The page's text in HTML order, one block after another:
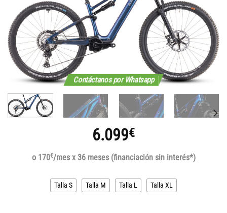
Contáctanos por Whatsapp
6.099€
o 170€/mes x 36 meses (financiación sin interés*)
Talla S Talla M Talla L Talla XL